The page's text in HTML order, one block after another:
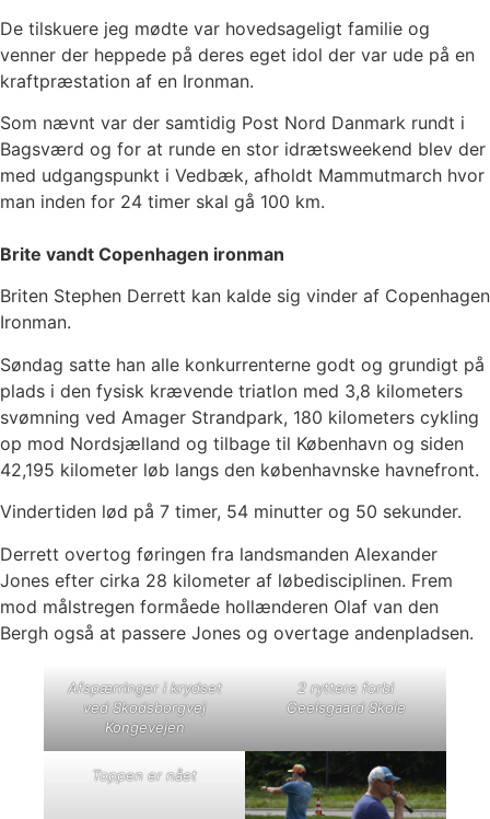
De tilskuere jeg mødte var hovedsageligt familie og
venner der heppede på deres eget idol der var ude på en
kraftpræstation af en Ironman.
Som nævnt var der samtidig Post Nord Danmark rundt i
Bagsværd og for at runde en stor idrætsweekend blev der
med udgangspunkt i Vedbæk, afholdt Mammutmarch hvor
man inden for 24 timer skal gå 100 km.
Brite vandt Copenhagen ironman
Briten Stephen Derrett kan kalde sig vinder af Copenhagen
Ironman.
Søndag satte han alle konkurrenterne godt og grundigt på
plads i den fysisk krævende triatlon med 3,8 kilometers
svømning ved Amager Strandpark, 180 kilometers cykling
op mod Nordsjælland og tilbage til København og siden
42,195 kilometer løb langs den københavnske havnefront.
Vindertiden lød på 7 timer, 54 minutter og 50 sekunder.
Derrett overtog føringen fra landsmanden Alexander
Jones efter cirka 28 kilometer af løbedisciplinen. Frem
mod målstregen formåede hollænderen Olaf van den
Bergh også at passere Jones og overtage andenpladsen.
Afspærringer i krydset
ved Skodsborgvej
Kongevejen
2 ryttere forbi
Geelsgaard Skole
Toppen er nået